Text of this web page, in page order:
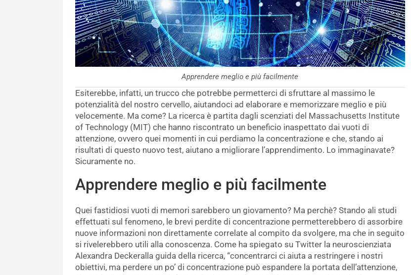
Apprendere meglio e più facilmente
Esiterebbe, infatti, un trucco che potrebbe permetterci di sfruttare al massimo le
potenzialità del nostro cervello, aiutandoci ad elaborare e memorizzare meglio e più
velocemente. Ma come? La ricerca è partita dagli scenziati del Massachusetts Institute
of Technology (MIT) che hanno riscontrato un beneficio inaspettato dai vuoti di
attenzione, ovvero quei momenti in cui perdiamo la concentrazione e che, stando ai
risultati di questo nuovo test, aiutano a migliorare l’apprendimento. Lo immaginavate?
Sicuramente no.
Apprendere meglio e più facilmente
Quei fastidiosi vuoti di memori sarebbero un giovamento? Ma perchè? Stando ali studi
effettuati sul fenomeno, le brevi perdite di concentrazione permetterebbero di assorbire
nuove informazioni non direttamente correlate al compito da svolgere, ma che in seguito
si rivelerebbero utili alla conoscenza. Come ha spiegato su Twitter la neuroscienziata
Alexandra Deckeralla guida della ricerca, “concentrarci ci aiuta a restringere i nostri
obiettivi, ma perdere un po’ di concentrazione può espandere la portata dell’attenzione,